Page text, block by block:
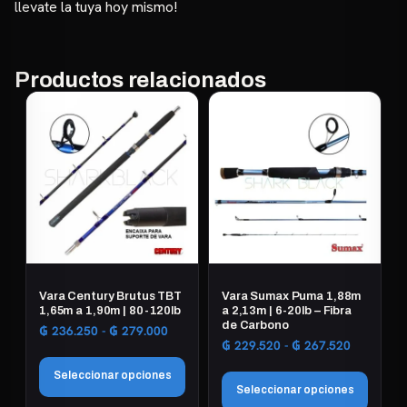
llevate la tuya hoy mismo!
Productos relacionados
Vara Century Brutus TBT
1,65m a 1,90m | 80-120lb
₲ 236.250 - ₲ 279.000Rango
precios:
desde
₲ 236.250
Seleccionar opciones
Vara Sumax Puma 1,88m
a 2,13m | 6-20lb – Fibra
de Carbono
₲ 229.520 - ₲ 267.520Rango
precios:
desde
Seleccionar opciones